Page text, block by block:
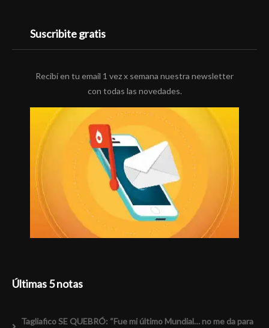
Suscribite gratis
Recibí en tu email 1 vez x semana nuestra newsletter
con todas las novedades.
Últimas 5 notas
Tagliafico SE QUEBRÓ: “Fue mi último Mundial… no me da para